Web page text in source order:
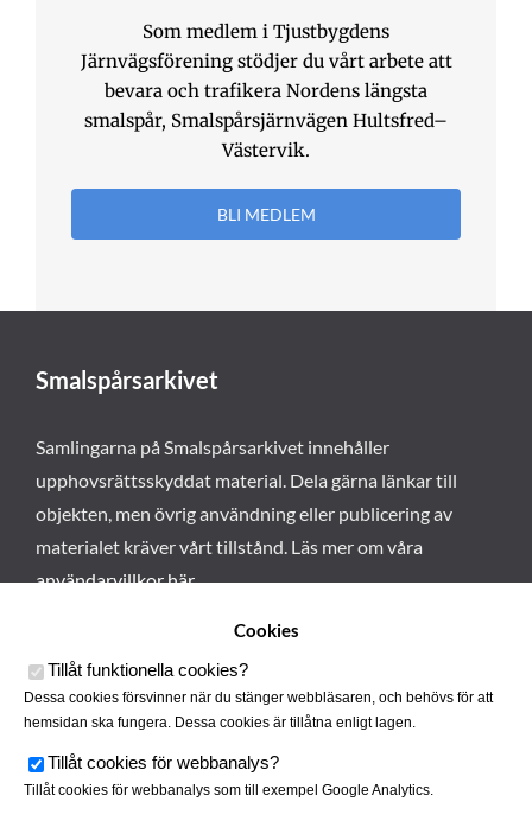
Som medlem i Tjustbygdens
Järnvägsförening stödjer du vårt arbete att
bevara och trafikera Nordens längsta
smalspår, Smalspårsjärnvägen Hultsfred–
Västervik.
BLI MEDLEM
Smalspårsarkivet
Samlingarna på Smalspårsarkivet innehåller
upphovsrättsskyddat material. Dela gärna länkar till
objekten, men övrig användning eller publicering av
materialet kräver vårt tillstånd. Läs mer om våra
användarvillkor här.
Cookies
Tillåt funktionella cookies?
Dessa cookies försvinner när du stänger webbläsaren, och behövs för att
hemsidan ska fungera. Dessa cookies är tillåtna enligt lagen.
Tillåt cookies för webbanalys?
Tillåt cookies för webbanalys som till exempel Google Analytics.